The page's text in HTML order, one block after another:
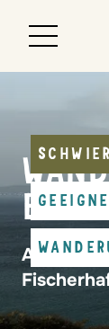
Reiseart
Über uns
Kontakt
Auf